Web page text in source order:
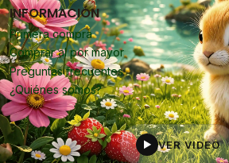
INFORMACIÓN
Primera compra
Comprar al por mayor
Preguntas frecuentes
¿Quiénes somos?
▶ VER VIDEO